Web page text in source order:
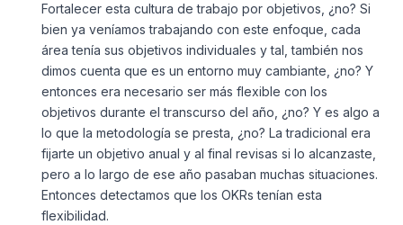
Fortalecer esta cultura de trabajo por objetivos, ¿no? Si
bien ya veníamos trabajando con este enfoque, cada
área tenía sus objetivos individuales y tal, también nos
dimos cuenta que es un entorno muy cambiante, ¿no? Y
entonces era necesario ser más flexible con los
objetivos durante el transcurso del año, ¿no? Y es algo a
lo que la metodología se presta, ¿no? La tradicional era
fijarte un objetivo anual y al final revisas si lo alcanzaste,
pero a lo largo de ese año pasaban muchas situaciones.
Entonces detectamos que los OKRs tenían esta
flexibilidad.